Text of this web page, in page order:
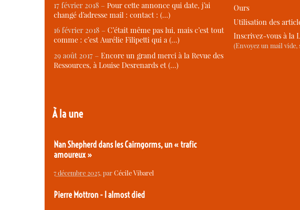
17 février 2018 – Pour cette annonce qui date, j’ai
changé d’adresse mail : contact : (…)
16 février 2018 – C’était même pas lui, mais c’est tout
comme : c’est Aurélie Filipetti qui a (…)
29 août 2017 – Encore un grand merci à la Revue des
Ressources, à Louise Desrenards et (…)
À la une
Nan Shepherd dans les Cairngorms, un « trafic
amoureux »
7 décembre 2025, parCécile Vibarel
Pierre Mottron - I almost died
Ours
Utilisation des
Inscrivez-vous à la
(Envoyez un mail